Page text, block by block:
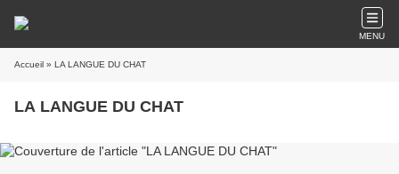
MENU
Accueil » LA LANGUE DU CHAT
LA LANGUE DU CHAT